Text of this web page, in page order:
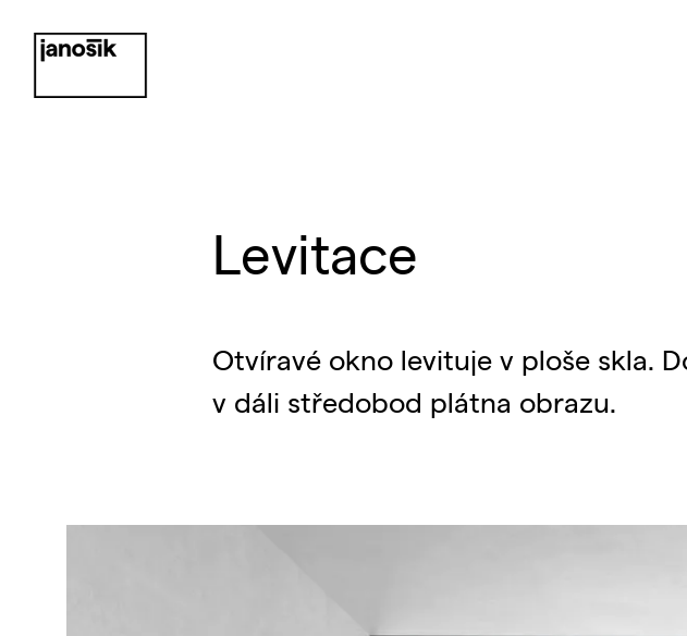
Levitace
Otvíravé okno levituje v ploše skla.
v dáli středobod plátna obrazu.